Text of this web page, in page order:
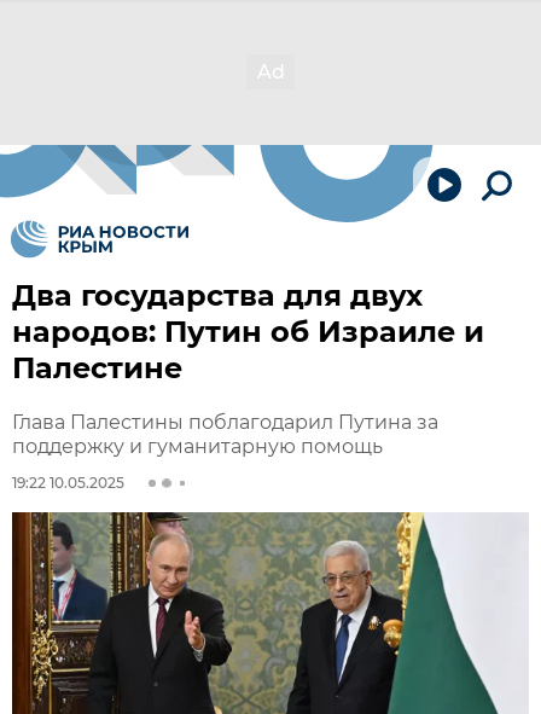
Два государства для двух
народов: Путин об Израиле и
Палестине
Глава Палестины поблагодарил Путина за
поддержку и гуманитарную помощь
19:22 10.05.2025